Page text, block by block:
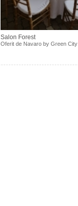
Salon Forest
Oferit de Navaro by Green City